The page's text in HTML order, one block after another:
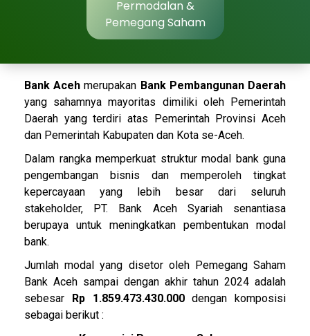
Permodalan &
Pemegang Saham
Bank Aceh merupakan Bank Pembangunan Daerah
yang sahamnya mayoritas dimiliki oleh Pemerintah
Daerah yang terdiri atas Pemerintah Provinsi Aceh
dan Pemerintah Kabupaten dan Kota se-Aceh.
Dalam rangka memperkuat struktur modal bank guna
pengembangan bisnis dan memperoleh tingkat
kepercayaan yang lebih besar dari seluruh
stakeholder, PT. Bank Aceh Syariah senantiasa
berupaya untuk meningkatkan pembentukan modal
bank.
Jumlah modal yang disetor oleh Pemegang Saham
Bank Aceh sampai dengan akhir tahun 2024 adalah
sebesar Rp 1.859.473.430.000dengan komposisi
sebagai berikut :